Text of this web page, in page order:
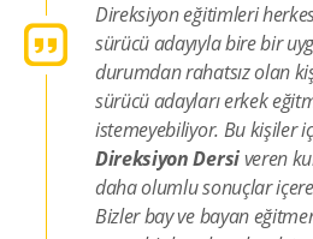
Direksiyon eğitimleri
sürücü adayıyla bire bir
durumdan rahatsız olan
sürücü adayları erkek
istemeyebiliyor. Bu kişiler
Direksiyon Dersiveren
daha olumlu sonuçlar
Bizler bay ve bayan